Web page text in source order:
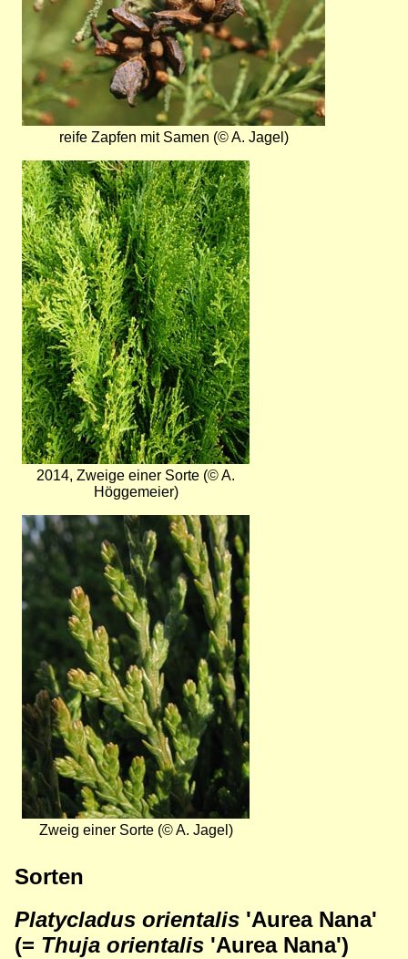
reife Zapfen mit Samen (© A. Jagel)
Bild
2014, Zweige einer Sorte (© A.
Höggemeier)
Bild
Zweig einer Sorte (© A. Jagel)
Sorten
Platycladus orientalis 'Aurea Nana'
(= Thuja orientalis 'Aurea Nana')